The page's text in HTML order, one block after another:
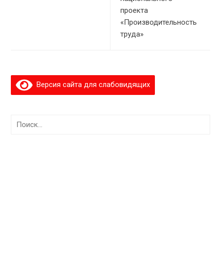
проекта
«Производительность
труда»
Версия сайта для слабовидящих
Найти: